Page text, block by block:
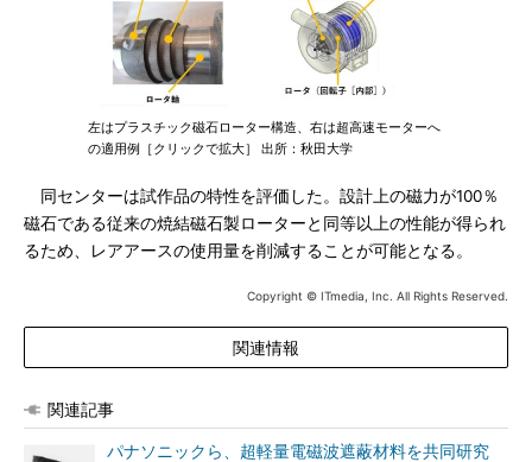
左はプラスチック磁石ローター構造、右は超高速モーターへ
の適用例［クリックで拡大］ 出所：秋田大学
同センターは試作品の特性を評価した。設計上の磁力が100％
磁石である従来の焼結磁石製ローターと同等以上の性能が得られ
るため、レアアースの使用量を削減することが可能となる。
Copyright © ITmedia, Inc. All Rights Reserved.
関連情報
関連記事
パナソニックら、超軽量電磁波遮蔽材料を共同研究